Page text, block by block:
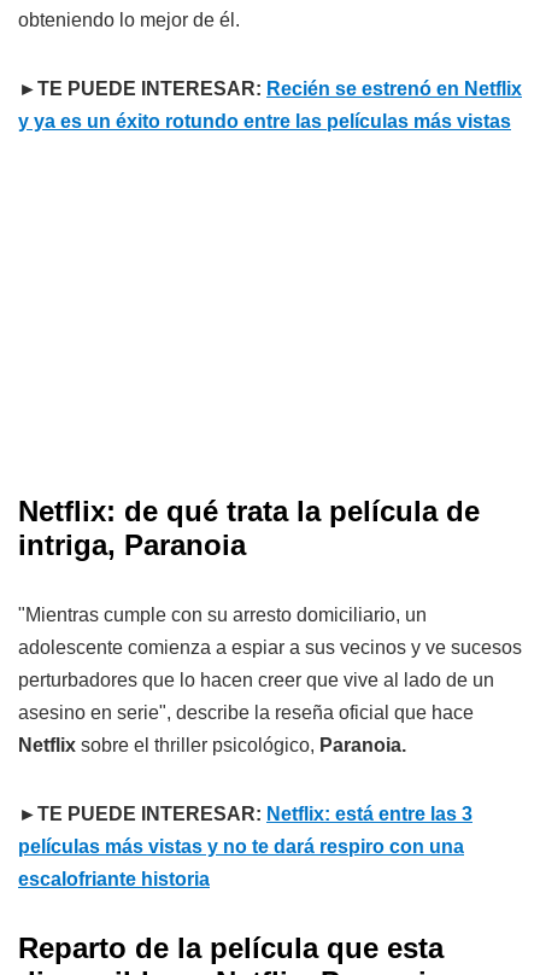
obteniendo lo mejor de él.
►TE PUEDE INTERESAR: Recién se estrenó en Netflix
y ya es un éxito rotundo entre las películas más vistas
Netflix: de qué trata la película de
intriga, Paranoia
"Mientras cumple con su arresto domiciliario, un
adolescente comienza a espiar a sus vecinos y ve sucesos
perturbadores que lo hacen creer que vive al lado de un
asesino en serie", describe la reseña oficial que hace
Netflix sobre el thriller psicológico, Paranoia.
►TE PUEDE INTERESAR: Netflix: está entre las 3
películas más vistas y no te dará respiro con una
escalofriante historia
Reparto de la película que esta